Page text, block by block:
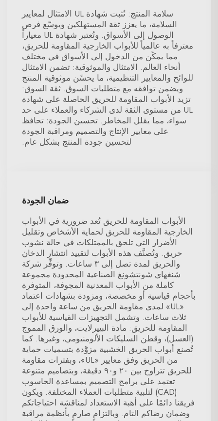
سلامة المنتج: تُثبت شهادة UL الامتثال لمعايير
السلامة، ما يعزز ثقة المستهلكين ويوسّع فرص
الوصول إلى الأسواق. وتُعتبر شهادة UL معياراً
معترفاً به عالمياً للأبواب الخارجية المقاومة للحريق،
مما يمكّن من الدخول إلى الأسواق في مختلف
أنحاء العالم. الامتثال والموثوقية: تضمن الامتثال
للوائح والمعايير التنظيمية، ما يحسّن موثوقية المنتج
ويضمن توافقه مع متطلبات السوق. ثقة السوق:
تزيد الأبواب المقاومة للحريق الحاصلة على شهادة
UL من مستوى الثقة لدى الشركاء والعملاء على حد
سواء، مما يقلل المخاطر. تحسين الجودة: تحافظ
على معايير الإنتاج والتصميم ومراقبة الجودة
لتحسين جودة المنتج بشكل عام.
ضمان الجودة
الأبواب المقاومة للحريق تُعد ضرورية في الأبواب
الخارجية المقاومة للحريق لحماية الأشخاص وتقليل
الأضرار التي تلحق بالممتلكات في حالة نشوب
حريق. وتُصنَّف هذه الأبواب لتقييد انتشار الدخان
والحريق لمدة تصل إلى ٣ ساعات. وتوفِّر شركة
شنغهاي شونتشونغ الصناعية المحدودة مجموعة
كاملة من الأبواب المعدنية المجوفة، المتوفرة
بأحجام قياسية أو مخصصة، ومزودة بشهادات اعتماد
«UL» لمدى مقاومة الحريق من ساعة واحدة إلى
ثلاث ساعات. وتشمل التجهيزات القياسية للأبواب
المقاومة للحريق: مادة البييرلايت، والورق المموج
(العسل)، وقطن السليكات الألومنيومي، وغيرها. كما
تُصنع أبواب الحريق الخشبية مزوَّدة بتسميات حماية
من الحريق وفق معايير «UL»، وبفترات مقاومة
للحريق تتراوح بين ٢٠ و٩٠ دقيقة، وبتصاميم متنوعة
تعتمد على برامج التصميم بمساعدة الحاسوب
(CAD) لتلبية متطلبات العملاء المختلفة. ويكون
فريقنا دائمًا على أهبة الاستعداد لمناقشة احتياجاتكم
وضمان رضاكم التام. وبالتزامٍ صارمٍ بأنظمة مراقبة